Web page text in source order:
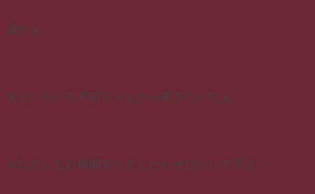
油かぁ。
またいろいろ早苗ちゃんから聞きたいなぁ。
みなさんもお時間ありましたらぜひおいで下さい。